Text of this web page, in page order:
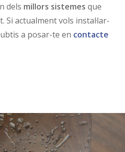
dels millors sistemes que
Si actualment vols instal·lar-
a posar-te en contacte